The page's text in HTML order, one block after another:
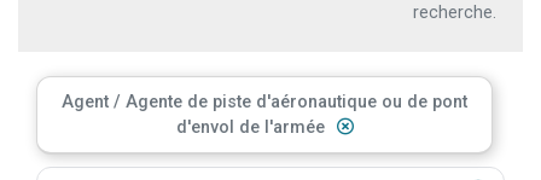
recherche.
Agent / Agente de piste d'aéronautique ou de pont
d'envol de l'armée